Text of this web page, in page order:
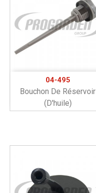
04-495
Bouchon De Réservoir
(d'huile)